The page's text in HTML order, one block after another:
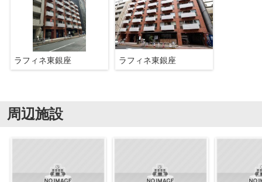
ラフィネ東銀座 ラフィネ東銀座
周辺施設